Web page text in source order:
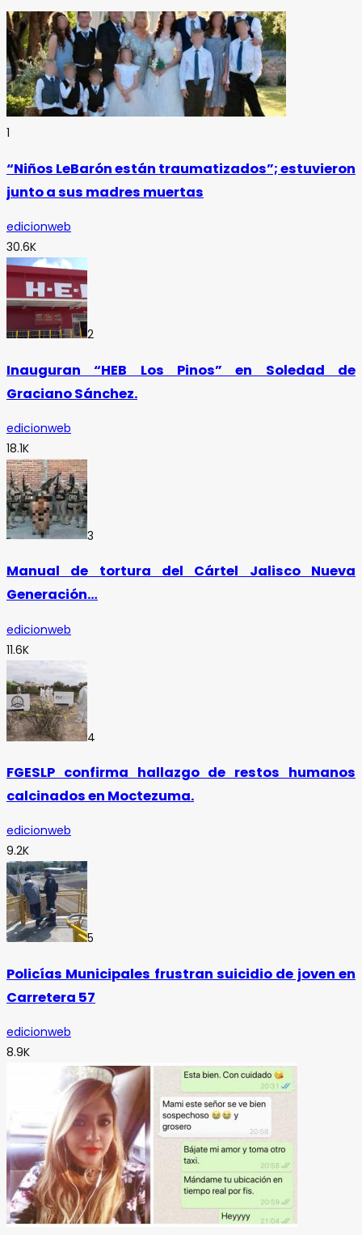
1
“Niños LeBarón están traumatizados”; estuvieron
junto a sus madres muertas
edicionweb
30.6K
2
Inauguran “HEB Los Pinos” en Soledad de
Graciano Sánchez.
edicionweb
18.1K
3
Manual de tortura del Cártel Jalisco Nueva
Generación…
edicionweb
11.6K
4
FGESLP confirma hallazgo de restos humanos
calcinados en Moctezuma.
edicionweb
9.2K
5
Policías Municipales frustran suicidio de joven en
Carretera 57
edicionweb
8.9K